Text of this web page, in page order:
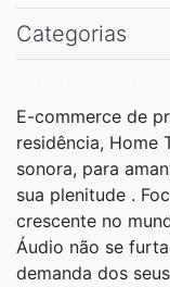
Categorias
E-commerce de
residência, Home
sonora, para
sua plenitude .
crescente no
Áudio não se
demanda dos